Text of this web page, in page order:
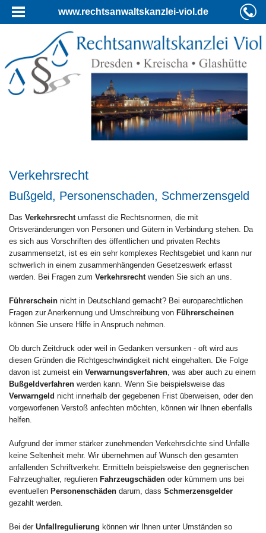
www.rechtsanwaltskanzlei-viol.de
Verkehrsrecht
Bußgeld, Personenschaden, Schmerzensgeld
Das Verkehrsrecht umfasst die Rechtsnormen, die mit
Ortsveränderungen von Personen und Gütern in Verbindung stehen. Da
es sich aus Vorschriften des öffentlichen und privaten Rechts
zusammensetzt, ist es ein sehr komplexes Rechtsgebiet und kann nur
schwerlich in einem zusammenhängenden Gesetzeswerk erfasst
werden. Bei Fragen zum Verkehrsrecht wenden Sie sich an uns.
Führerschein nicht in Deutschland gemacht? Bei europarechtlichen
Fragen zur Anerkennung und Umschreibung von Führerscheinen
können Sie unsere Hilfe in Anspruch nehmen.
Ob durch Zeitdruck oder weil in Gedanken versunken - oft wird aus
diesen Gründen die Richtgeschwindigkeit nicht eingehalten. Die Folge
davon ist zumeist ein Verwarnungsverfahren , was aber auch zu einem
Bußgeldverfahren werden kann. Wenn Sie beispielsweise das
Verwarngeld nicht innerhalb der gegebenen Frist überweisen, oder den
vorgeworfenen Verstoß anfechten möchten, können wir Ihnen ebenfalls
helfen.
Aufgrund der immer stärker zunehmenden Verkehrsdichte sind Unfälle
keine Seltenheit mehr. Wir übernehmen auf Wunsch den gesamten
anfallenden Schriftverkehr. Ermitteln beispielsweise den gegnerischen
Fahrzeughalter, regulieren Fahrzeugschäden oder kümmern uns bei
eventuellen Personenschäden darum, dass Schmerzensgelder
gezahlt werden.
Bei der Unfallregulierung können wir Ihnen unter Umständen so